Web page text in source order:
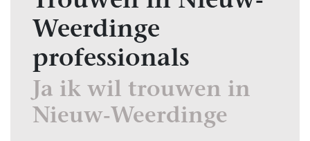
Weerdinge
professionals
Ja ik wil trouwen in
Nieuw-Weerdinge